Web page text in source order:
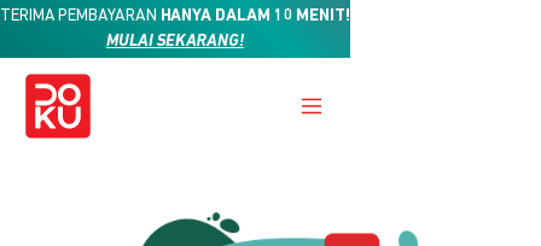
TERIMA PEMBAYARAN HANYA DALAM 10 MENIT!
MULAI SEKARANG!